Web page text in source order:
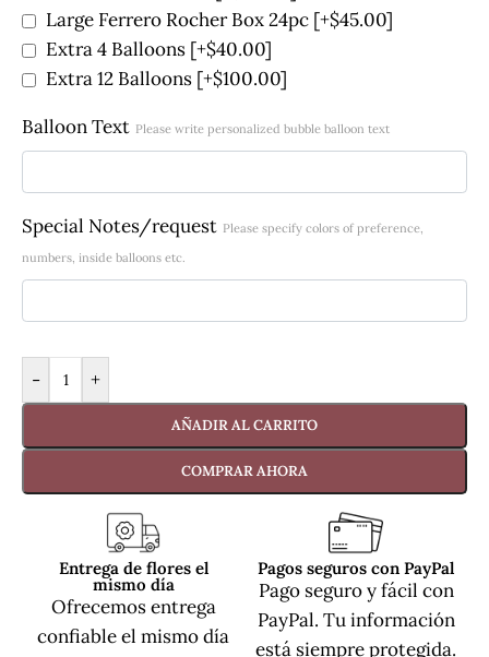
Large Ferrero Rocher Box 24pc [+$45.00]
Extra 4 Balloons [+$40.00]
Extra 12 Balloons [+$100.00]
Balloon Text Please write personalized bubble balloon text
Special Notes/request Please specify colors of preference,
numbers, inside balloons etc.
- +
AÑADIR AL CARRITO
COMPRAR AHORA
Entrega de flores el
mismo día
Ofrecemos entrega
confiable el mismo día
Pagos seguros con PayPal
Pago seguro y fácil con
PayPal. Tu información
está siempre protegida.